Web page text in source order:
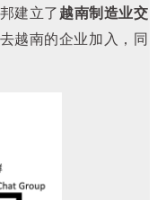
建立了越南制造业交
越南的企业加入，同